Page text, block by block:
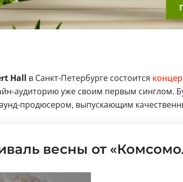
Hall в Санкт-Петербурге состоится
аудиторию уже своим первым
продюсером, выпускающим
весны от